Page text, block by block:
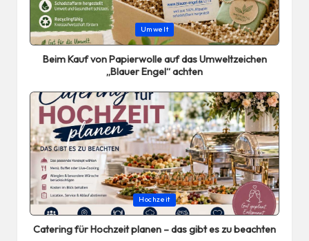
Posted
in
Umwelt
Beim Kauf von Papierwolle auf das Umweltzeichen
„Blauer Engel“ achten
Posted
in
Hochzeit
Catering für Hochzeit planen – das gibt es zu beachten